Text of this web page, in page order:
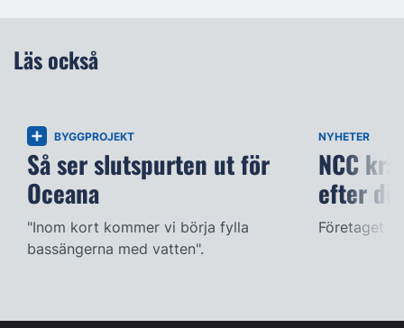
Läs också
BYGGPROJEKT
Så ser slutspurten ut för
Oceana
"Inom kort kommer vi börja fylla
bassängerna med vatten".
NYHETER
NCC
efter
Företaget